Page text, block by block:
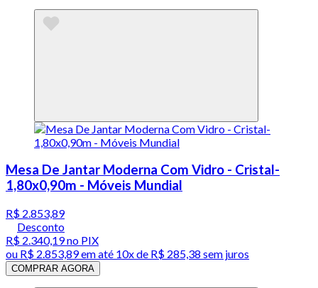
Mesa De Jantar Moderna Com Vidro - Cristal-
1,80x0,90m - Móveis Mundial
R$ 2.853,89
Desconto
R$ 2.340,19no PIX
ou R$ 2.853,89em até 10x de R$ 285,38 sem juros
COMPRAR AGORA